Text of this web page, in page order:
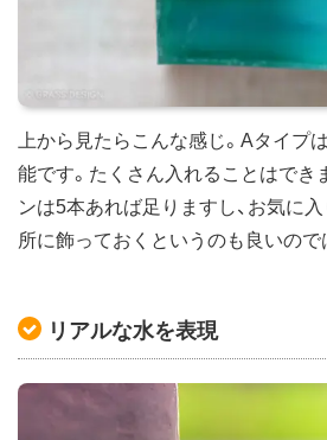
上から見たらこんな感じ。Aタイプ
能です。たくさん入れることはでき
ンは5本あれば足りますし、お気に
所に飾っておくというのも良いので
リアルな水を表現